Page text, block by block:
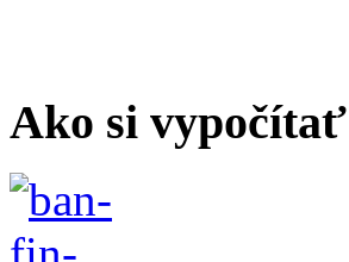
Ako si vypočítať